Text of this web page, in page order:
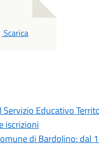
PDF
Scarica
Educativo
iscrizioni
di Bardolino: dal